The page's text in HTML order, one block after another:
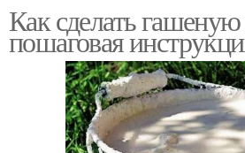
Как сделать гашеную
пошаговая